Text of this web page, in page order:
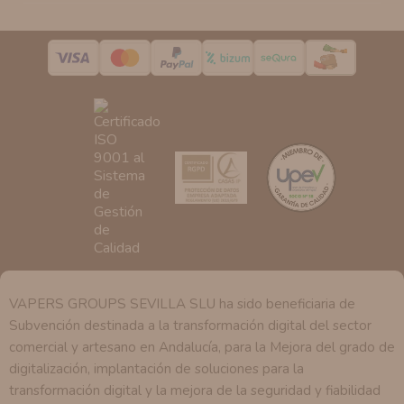
pedimos.
Derechos:
Tiene derecho a saber qué información
tenemos sobre usted, corregirla y eliminarla, tal y como
se explica en la información adicional disponible en
nuestra página web.
VAPERS GROUPS SEVILLA SLU ha sido beneficiaria de
Subvención destinada a la transformación digital del sector
comercial y artesano en Andalucía, para la Mejora del grado de
digitalización, implantación de soluciones para la
transformación digital y la mejora de la seguridad y fiabilidad